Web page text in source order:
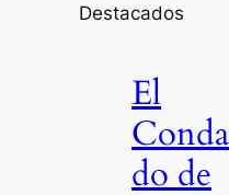
Destacados
El
Conda
do de